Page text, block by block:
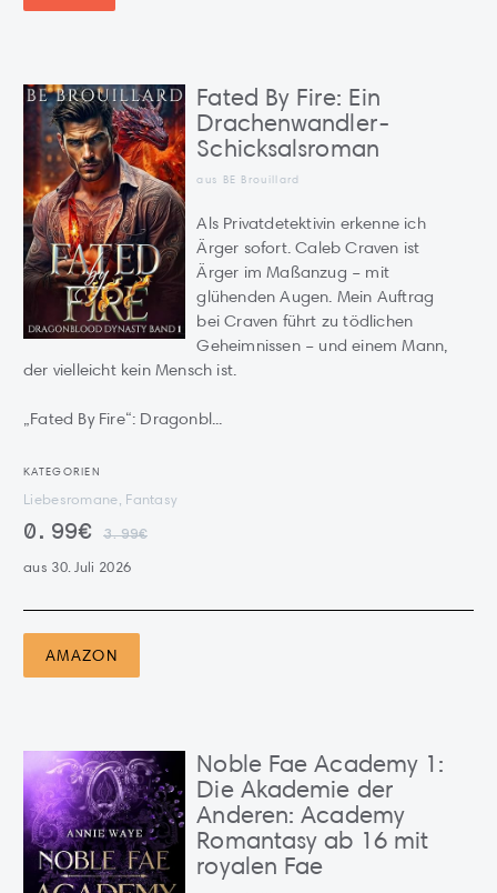
Fated By Fire: Ein
Drachenwandler-
Schicksalsroman
aus BE Brouillard
Als Privatdetektivin erkenne ich
Ärger sofort. Caleb Craven ist
Ärger im Maßanzug – mit
glühenden Augen. Mein Auftrag
bei Craven führt zu tödlichen
Geheimnissen – und einem Mann,
der vielleicht kein Mensch ist.
„Fated By Fire“: Dragonbl...
KATEGORIEN
Liebesromane, Fantasy
0.99€ 3.99€
aus 30. Juli 2026
AMAZON
Noble Fae Academy 1:
Die Akademie der
Anderen: Academy
Romantasy ab 16 mit
royalen Fae